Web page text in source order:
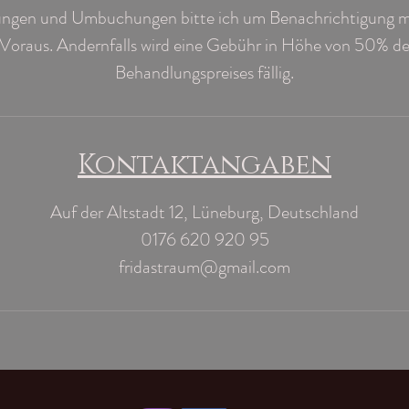
und Umbuchungen bitte ich um Benachrichtigung
Andernfalls wird eine Gebühr in Höhe von 50%
Behandlungspreises fällig.
Kontaktangaben
Auf der Altstadt 12, Lüneburg, Deutschland
0176 620 920 95
fridastraum@gmail.com